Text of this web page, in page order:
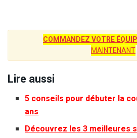
COMMANDEZ VOTRE
MAINTENANT
Lire aussi
5 conseils pour débuter la
ans
Découvrez les 3 meilleures